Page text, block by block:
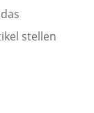
stellen